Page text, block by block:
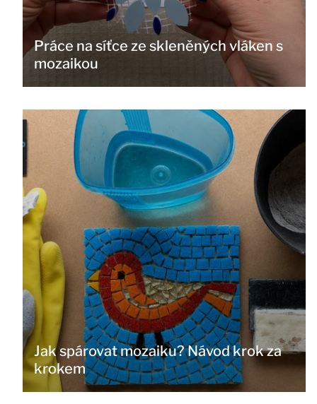
Práce na síťce ze skleněných vláken s
mozaikou
Jak spárovat mozaiku? Návod krok za
krokem